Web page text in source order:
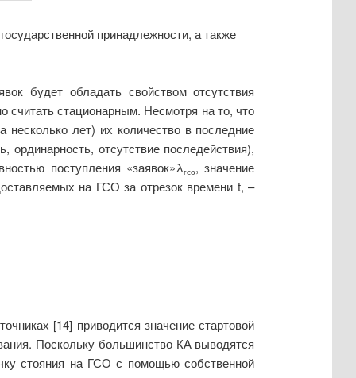
принадлежности, а также
будет обладать свойством отсутствия
считать стационарным. Несмотря на то, что
лет) их количество в последние
ординарность, отсутствие последействия),
поступления «заявок»λгсо, значение
на ГСО за отрезок времени t, –
[14] приводится значение стартовой
Поскольку большинство КА выводятся
стояния на ГСО с помощью собственной